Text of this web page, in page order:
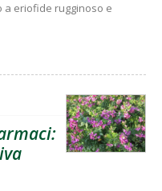
a eriofide rugginoso e